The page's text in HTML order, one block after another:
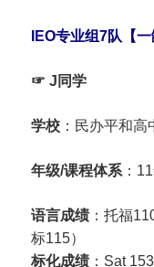
IEO专业组7队【一
☞ J同学
学校 ：民办平和高
年级/课程体系 ：
语言成绩：托福
标115）
标化成绩：Sat